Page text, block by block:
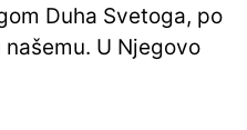
Duha Svetoga, po
U Njegovo